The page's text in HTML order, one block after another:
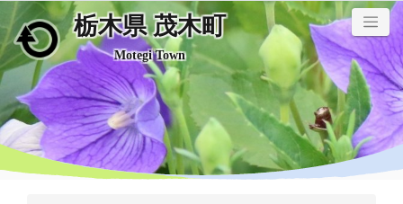
メインコンテンツにスキップ
栃木県 茂木町
Motegi Town